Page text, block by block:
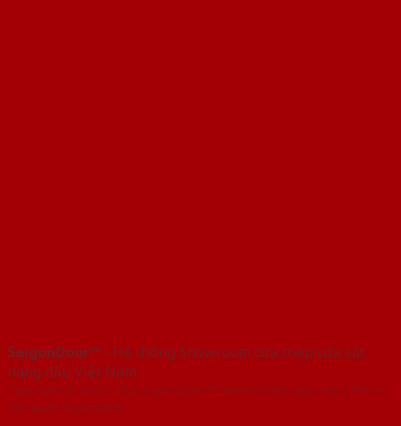
SaigonDoor™ - Hệ thống Showroom cửa thép cửa sắt
hàng đầu Việt Nam
Copyright ⓒ 2016 – 2026 SaigonDoor™ - www.cuanhuaabs.org | Đơn vị
chủ quản SaigonDoor